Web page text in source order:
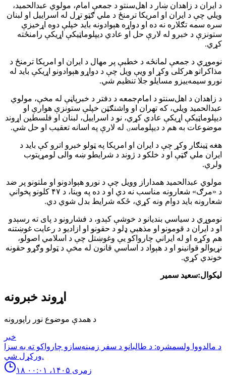
د ایران د زاهدان ښار د اهل‌سنتو د جمعې امام، مولوي عبدالحمید،
ویلي چې د ایران او امریکا ترمنځ د ملي ګټو تړل له اسراییل او لبنان
سره سمه تګلاره نه ده او دواړه هېوادونه باید خپلې دوه اړخیزې
ستونزې د خبرو له لارې حل او عادي دیپلوماټیکې اړیکې رامنځته
کړي.
نوموړي د جمعې لمانځه د خطبې پر مهال د ایران او امریکا ترمنځ د
مذاکراتو هرکلی وکړ او ویې ویل چې د دواړو هېوادونو اړیکې باید له
نورو سیمه‌ییزو مسایلو جلا تنظیم شي.
د زاهدان د اهل‌سنتو د امام‌جمعه د دفتر د خبرپاڼې له مخې، مولوي
عبدالحمید ویلي، که تهران او واشنګټن خپلې ستونزې هوارې او
دیپلوماټیکې اړیکې عادي کړي، نو د اسراییل، لبنان او فلسطین اړوند
موضوعات به هم د دیپلوماسۍ له لارې په اسانه تعقیب او حل شي.
هغه ټینګار وکړ چې د ایران او امریکا په ټولو خبرو اترو کې باید د
ایران ملي ګټې او د خلکو د ژوند د شرایطو ښه والی لومړیتوب
ولري.
مولوي عبدالحمید همداراز وویل چې د نورو هېوادونو او ملتونو پر ضد
د «مرګ» شعارونه مناسب نه دي او د ده په وینا، د ۴۷ کلونو پخواني
شعارونه باید دوام ونه کړي، ځکه شرایط بدل شوي دي.
نوموړي د سیاسي بندیانو د خوشې کېدو، د فشارونو د پای ته رسېدو
او د ایران د قومونو او مذهبي ډلو د حقونو او ازادیو د رعایت غوښتنه
هم وکړه او له ایراني چارواکو یې وغوښتل چې د اسلامي اصولو،
نړیوالو قوانینو او د هېواد د اساسي قانون له مخې د ټولو وګړو حقونه
خوندي کړي.
لیکوال:سعید سمیر
اړوند خبرونه
د همدې موضوع نور راپورونه
خبر
د مالدووا ولسمشره: د طالبانو د سفر زمینه‌سازو چارواکو ته به سزا
ورکړل شي.
۱۸ زمری ۱۴۰۵، ۰۰:۰۱